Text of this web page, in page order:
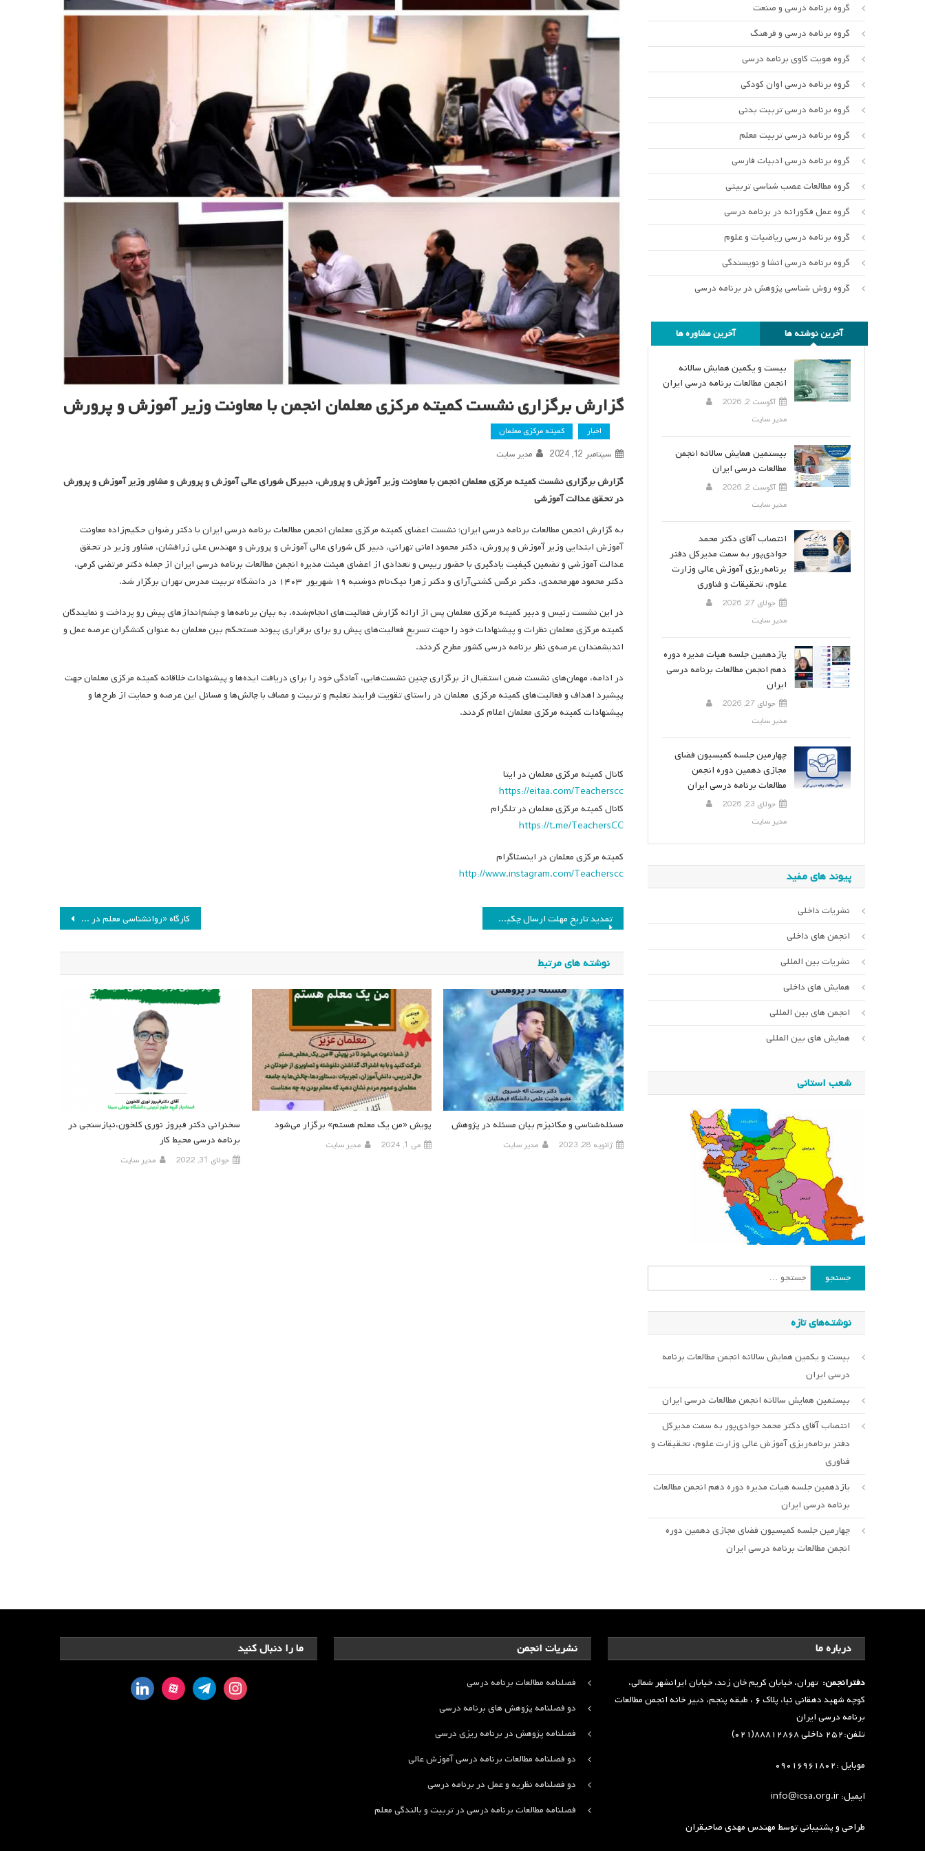
گزارش برگزاری نشست کمیته مرکزی معلمان انجمن با معاونت وزیر آموزش و پرورش
اخبار کمیته مرکزی معلمان
سپتامبر 12, 2024 مدیر سایت
گزارش برگزاری نشست کمیته مرکزی معلمان انجمن با معاونت وزیر آموزش و پرورش، دبیرکل شورای عالی آموزش و پرورش و مشاور وزیر آموزش و پرورش
در تحقق عدالت آموزشی
به گزارش انجمن مطالعات برنامه درسی ایران؛ نشست اعضای کمیته مرکزی معلمان انجمن مطالعات برنامه درسی ایران با دکتر رضوان حکیم‌‌زاده معاونت
آموزش ابتدایی وزیر آموزش و پرورش، دکتر محمود امانی تهرانی، دبیر کل شورای عالی آموزش و پرورش و مهندس علی زرافشان، مشاور وزیر در تحقق
عدالت آموزشی و تضمین کیفیت یادگیری با حضور رییس و تعدادی از اعضای هیئت مدیره انجمن مطالعات برنامه درسی ایران از جمله دکتر مرتضی کرمی،
دکتر محمود مهرمحمدی، دکتر نرگس کشتی‌آرای و دکتر زهرا نیک‌نام دوشنبه ۱۹ شهریور ۱۴۰۳ در دانشگاه تربیت مدرس تهران برگزار شد.
در این نشست رئیس و دبیر کمیته مرکزی معلمان پس از ارائه گزارش فعالیت‌های انجام‌شده، به بیان برنامه‌ها و چشم‌اندازهای پیش رو پرداخت و نمایندگان
کمیته مرکزی معلمان نظرات و پیشنهادات خود را جهت تسریع فعالیت‌های پیش رو برای برقراری پیوند مستحکم بین معلمان به عنوان کنشگران عرصه عمل و
اندیشمندان عرصه‌ی نظر برنامه درسی کشور مطرح کردند.
در ادامه، مهمان‌های نشست ضمن استقبال از برگزاری چنین نشست‌هایی، آمادگی خود را برای دریافت ایده‌ها و پیشنهادات خلاقانه کمیته مرکزی معلمان جهت
پیشبرد اهداف و فعالیت‌های کمیته مرکزی معلمان در راستای تقویت فرایند تعلیم و تربیت و مصاف با چالش‌ها و مسائل این عرصه و حمایت از طرح‌ها و
پیشنهادات کمیته مرکزی معلمان اعلام کردند.
کانال کمیته مرکزی معلمان در ایتا
https://eitaa.com/Teacherscc
کانال کمیته مرکزی معلمان در تلگرام
https://t.me/TeachersCC
کمیته مرکزی معلمان در اینستاگرام
http://www.instagram.com/Teacherscc
راهبری
نوشته
کارگاه «روانشناسی معلم در قصه و شعر» تمدید تاریخ مهلت ارسال چکیده تفصیلی همایش برنامه درسی و عدالت
نوشته های مرتبط
سخنرانی دکتر فیروز نوری کلخون،نیازسنجی در
برنامه درسی محیط کار
جولای 31, 2022 مدیر سایت
پویش «من یک معلم هستم» برگزار می‌شود
می 1, 2024 مدیر سایت
مسئله‌شناسی و مکانیزم بیان مسئله در پژوهش
ژانویه 28, 2023 مدیر سایت
گروه برنامه درسی و صنعت
گروه برنامه درسی و فرهنگ
گروه هویت کاوی برنامه درسی
گروه برنامه درسی اوان کودکی
گروه برنامه درسی تربیت بدنی
گروه برنامه درسی تربیت معلم
گروه برنامه درسی ادبیات فارسی
گروه مطالعات عصب شناسی تربیتی
گروه عمل فکورانه در برنامه درسی
گروه برنامه درسی ریاضیات و علوم
گروه برنامه درسی انشا و نویسندگی
گروه روش شناسی پژوهش در برنامه درسی
آخرین نوشته ها آخرین مشاوره ها
بیست و یکمین همایش سالانه
انجمن مطالعات برنامه درسی ایران
آگوست 2, 2026
مدیر سایت
بیستمین همایش سالانه انجمن
مطالعات درسی ایران
آگوست 2, 2026
مدیر سایت
انتصاب آقای دکتر محمد
جوادی‌پور به سمت مدیرکل دفتر
برنامه‌ریزی آموزش عالی وزارت
علوم، تحقیقات و فناوری
جولای 27, 2026
مدیر سایت
یازدهمین جلسه هیات مدیره دوره
دهم انجمن مطالعات برنامه درسی
ایران
جولای 27, 2026
مدیر سایت
چهارمین جلسه کمیسیون فضای
مجازی دهمین دوره انجمن
مطالعات برنامه درسی ایران
جولای 23, 2026
مدیر سایت
پیوند های مفید
نشریات داخلی
انجمن های داخلی
نشریات بین المللی
همایش های داخلی
انجمن های بین المللی
همایش های بین المللی
شعب استانی
جستجو
برای:
نوشته‌های تازه
بیست و یکمین همایش سالانه انجمن مطالعات برنامه
درسی ایران
بیستمین همایش سالانه انجمن مطالعات درسی ایران
انتصاب آقای دکتر محمد جوادی‌پور به سمت مدیرکل
دفتر برنامه‌ریزی آموزش عالی وزارت علوم، تحقیقات و
فناوری
یازدهمین جلسه هیات مدیره دوره دهم انجمن مطالعات
برنامه درسی ایران
چهارمین جلسه کمیسیون فضای مجازی دهمین دوره
انجمن مطالعات برنامه درسی ایران
ما را دنبال کنید
instagram
telegram
aparat
linkedin
نشریات انجمن
فصلنامه مطالعات برنامه درسی
دو فصلنامه پژوهش های برنامه درسی
فصلنامه پژوهش در برنامه ریزی درسی
دو فصلنامه مطالعات برنامه درسی آموزش عالی
دو فصلنامه نظریه و عمل در برنامه درسی
فصلنامه مطالعات برنامه درسی در تربیت و بالندگی معلم
درباره ما
دفترانجمن: تهران، خیابان کریم خان زند، خیابان ایرانشهر شمالی،
کوچه شهید دهقانی نیا، پلاک ۶ ، طبقه پنجم، دبیر خانه انجمن مطالعات
برنامه درسی ایران
تلفن:۲۵۲ داخلی ۸۸۸۱۲۸۶۸(۰۲۱)
موبایل :۰۹۰۱۶۹۶۱۸۰۲
ایمیل: info@icsa.org.ir
طراحی و پشتیبانی توسطمهندس مهدی صاحبقران